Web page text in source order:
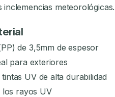
meteorológicas.
de 3,5mm de espesor
para exteriores
UV de alta durabilidad
los rayos UV